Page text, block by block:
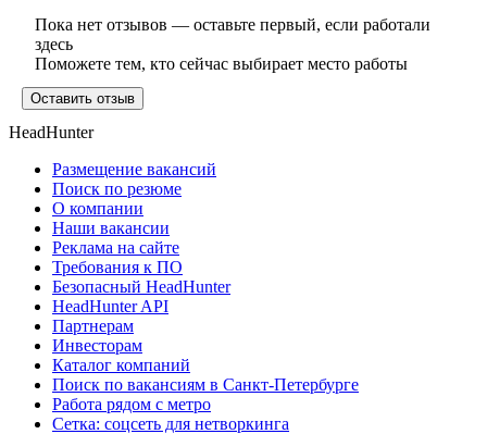
Пока нет отзывов — оставьте первый, если работали
здесь
Поможете тем, кто сейчас выбирает место работы
Оставить отзыв
HeadHunter
Размещение вакансий
Поиск по резюме
О компании
Наши вакансии
Реклама на сайте
Требования к ПО
Безопасный HeadHunter
HeadHunter API
Партнерам
Инвесторам
Каталог компаний
Поиск по вакансиям в Санкт-Петербурге
Работа рядом с метро
Сетка: соцсеть для нетворкинга